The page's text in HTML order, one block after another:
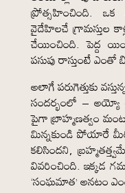
ప్రోత్సహించింది.
వైదేహిలచే గ్రామస్తుల
చేయించింది. పెద్ద
పసుపు రాస్తుంటే ఎంతో
అలాగే పరుగెత్తుకు
సందర్భంలో – అయ్యో
పైగా బ్రాహ్మణత్వం మంట
మిన్నకుండి పోయారే
కలిసిందని,
వివరించింది. ఇక్కడ
‘సంఘమాత’ అనటం